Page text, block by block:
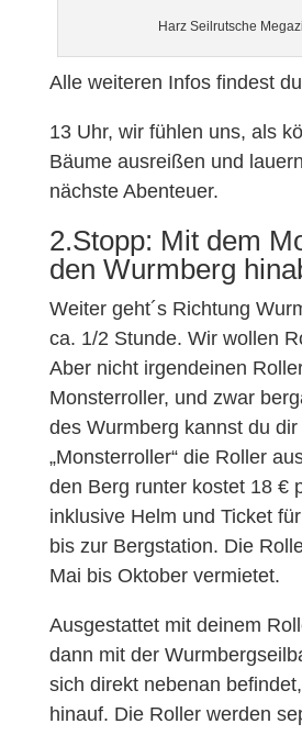
Harz Seilrutsche
Alle weiteren Infos findest du
13 Uhr, wir fühlen uns, als
Bäume ausreißen und
nächste Abenteuer.
2.Stopp: Mit dem
den Wurmberg
Weiter geht´s Richtung
ca. 1/2 Stunde. Wir wollen
Aber nicht irgendeinen
Monsterroller, und zwar
des Wurmberg kannst du
„Monsterroller“ die Roller
den Berg runter kostet 18 €
inklusive Helm und Ticket
bis zur Bergstation. Die
Mai bis Oktober vermietet.
Ausgestattet mit deinem
dann mit der
sich direkt nebenan
hinauf. Die Roller werden